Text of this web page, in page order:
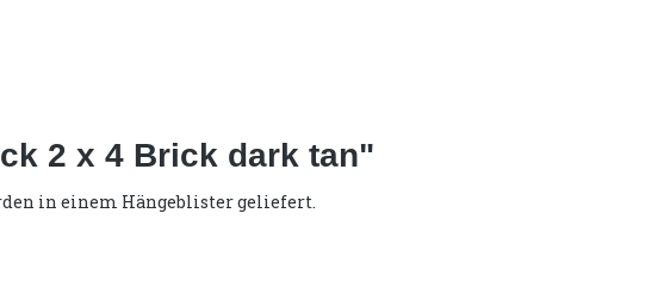
2 x 4 Brick dark tan"
in einem Hängeblister geliefert.